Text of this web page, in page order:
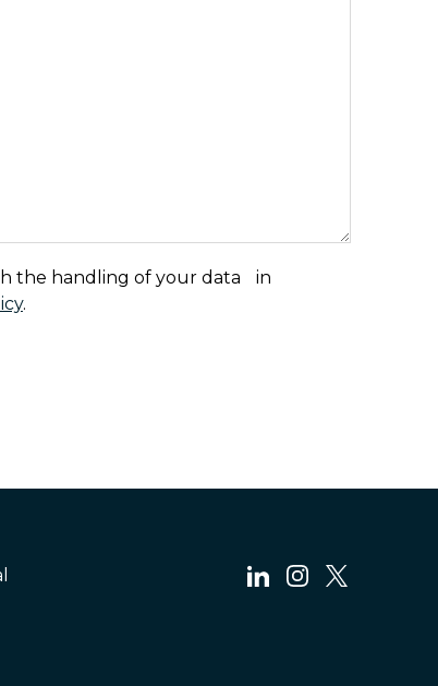
the handling of your data in
.